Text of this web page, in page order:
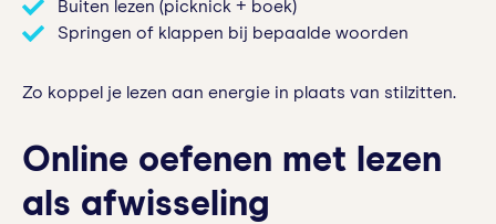
Buiten lezen (picknick + boek)
Springen of klappen bij bepaalde woorden
Zo koppel je lezen aan energie in plaats van stilzitten.
Online oefenen met lezen
als afwisseling